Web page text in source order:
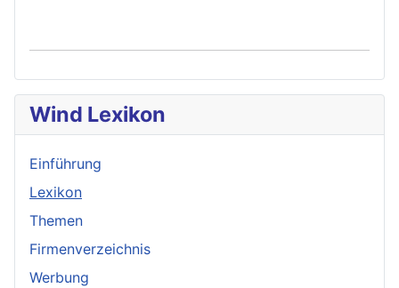
Wind Lexikon
Einführung
Lexikon
Themen
Firmenverzeichnis
Werbung